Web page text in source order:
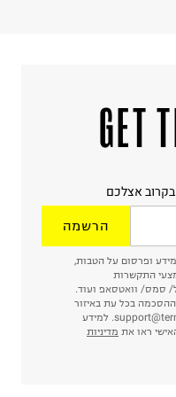
אצלכם
הרשמה
ופרסום על הטבות,
התקשרות
סמס/ וואטסאפ ועוד.
בכל עת באיזור
האישי או בפנייה לsupport@terminalx.com. למידע
ראו את מדיניות